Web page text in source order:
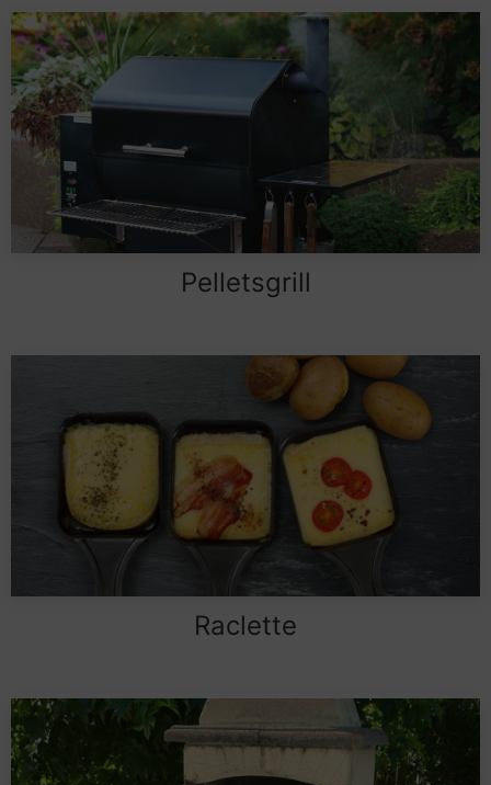
Pelletsgrill
Raclette